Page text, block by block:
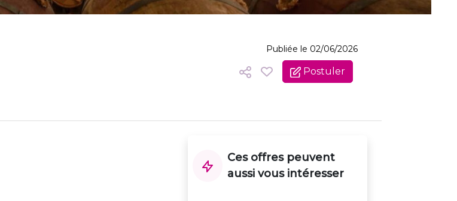
Publiée le 02/06/2026
Postuler
Ces offres peuvent
aussi vous intéresser